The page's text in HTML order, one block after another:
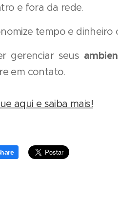
e fora da rede.
tempo e dinheiro
gerenciar seus
em contato.
aqui e saiba mais!